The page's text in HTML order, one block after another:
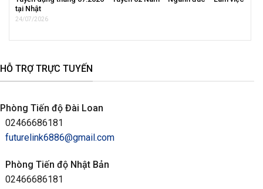
tại Nhật
24/07/2026
HỖ TRỢ TRỰC TUYẾN
Phòng Tiến độ Đài Loan
02466686181
futurelink6886@gmail.com
Phòng Tiến độ Nhật Bản
02466686181